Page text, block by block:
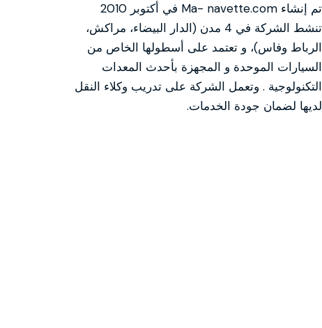
تم إنشاء Ma- navette.com في أكتوبر 2010
تنشط الشركة في 4 مدن (الدار البيضاء، مراكش،
الرباط وفاس)، و تعتمد على أسطولها الخاص من
السيارات الموحدة و المجهزة بأحدث المعدات
التكنولوجية . وتعمل الشركة على تدريب وكلاء النقل
لديها لضمان جودة الخدمات.